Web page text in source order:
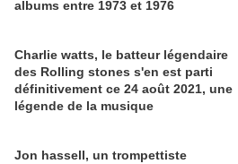
albums entre 1973 et 1976
Charlie watts, le batteur légendaire
des Rolling stones s'en est parti
définitivement ce 24 août 2021, une
légende de la musique
Jon hassell, un trompettiste